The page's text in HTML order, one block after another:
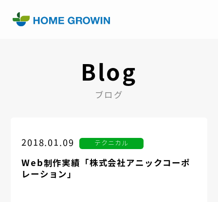
Blog
ブログ
2018.01.09 テクニカル
Web制作実績「株式会社アニックコーポ
レーション」